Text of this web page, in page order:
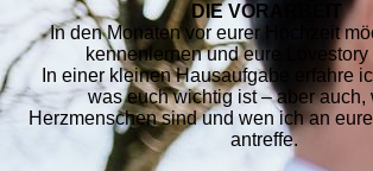
DIE VORARBEIT
In den Monaten vor eurer Hochzeit
kennenlernen und eure Lovestory
In einer kleinen Hausaufgabe erfahre
was euch wichtig ist – aber auch,
Herzmenschen sind und wen ich an
antreffe.